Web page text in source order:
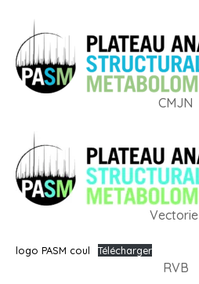
CMJN
Vectoriel
logo PASM coul Télécharger
RVB